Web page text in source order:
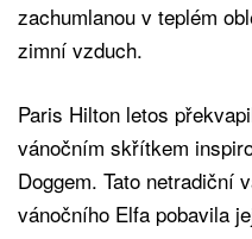
zachumlanou v teplém
zimní vzduch.
Paris Hilton letos
vánočním skřítkem
Doggem. Tato netradiční
vánočního Elfa pobavila